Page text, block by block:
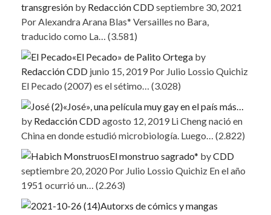
transgresión by Redacción CDDseptiembre 30, 2021
Por Alexandra Arana Blas* Versailles no Bara,
traducido como La…
(3.581)
«El Pecado» de Palito Ortega by
Redacción CDD junio 15, 2019 Por Julio Lossio Quichiz
El Pecado (2007) es el sétimo…
(3.028)
«José», una película muy gay en el país más…
by Redacción CDDagosto 12, 2019 Li Cheng nació en
China en donde estudió microbiología. Luego…
(2.822)
El monstruo sagrado* byCDD
septiembre 20, 2020 Por Julio Lossio Quichiz En el año
1951 ocurrió un…
(2.263)
Autorxs de cómics y mangas